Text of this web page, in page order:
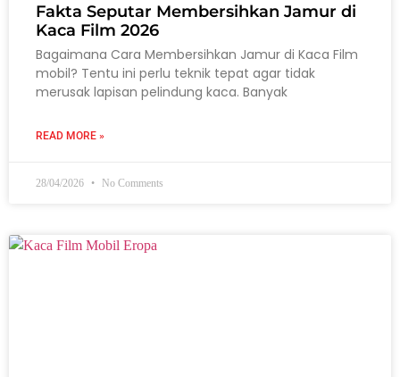
Fakta Seputar Membersihkan Jamur di
Kaca Film 2026
Bagaimana Cara Membersihkan Jamur di Kaca Film
mobil? Tentu ini perlu teknik tepat agar tidak
merusak lapisan pelindung kaca. Banyak
READ MORE »
28/04/2026 No Comments